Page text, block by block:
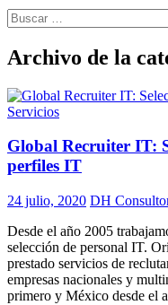
Buscar:
Archivo de la
Servicios
Global Recruiter IT:
perfiles IT
24 julio, 2020 DH
Desde el año 2005
selección de personal IT.
prestado servicios de
empresas nacionales y
primero y México desde el